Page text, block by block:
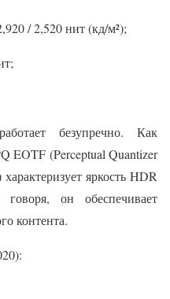
/ 2,520 нит (кд/м²);
безупречно. Как
EOTF (Perceptual Quantizer
яркость HDR
он обеспечивает
контента.